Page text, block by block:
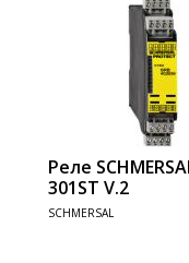
Реле
301ST V.2
SCHMERSAL